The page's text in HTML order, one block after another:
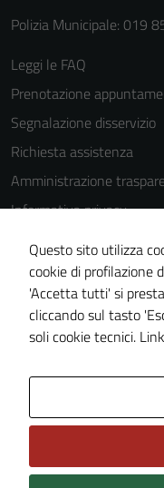
Polizia Municipale: 019
Leggi le FAQ
Prenotazione
Segnalazione disservizio
Richiesta assistenza
Amministrazione
Informativa privacy
Cookie Policy
Note legali
Dichiarazione di
Piano di miglioramento
Questo sito utilizza
cookie di profilazione
'Accetta tutti' si
cliccando sul tasto
soli cookie tecnici.